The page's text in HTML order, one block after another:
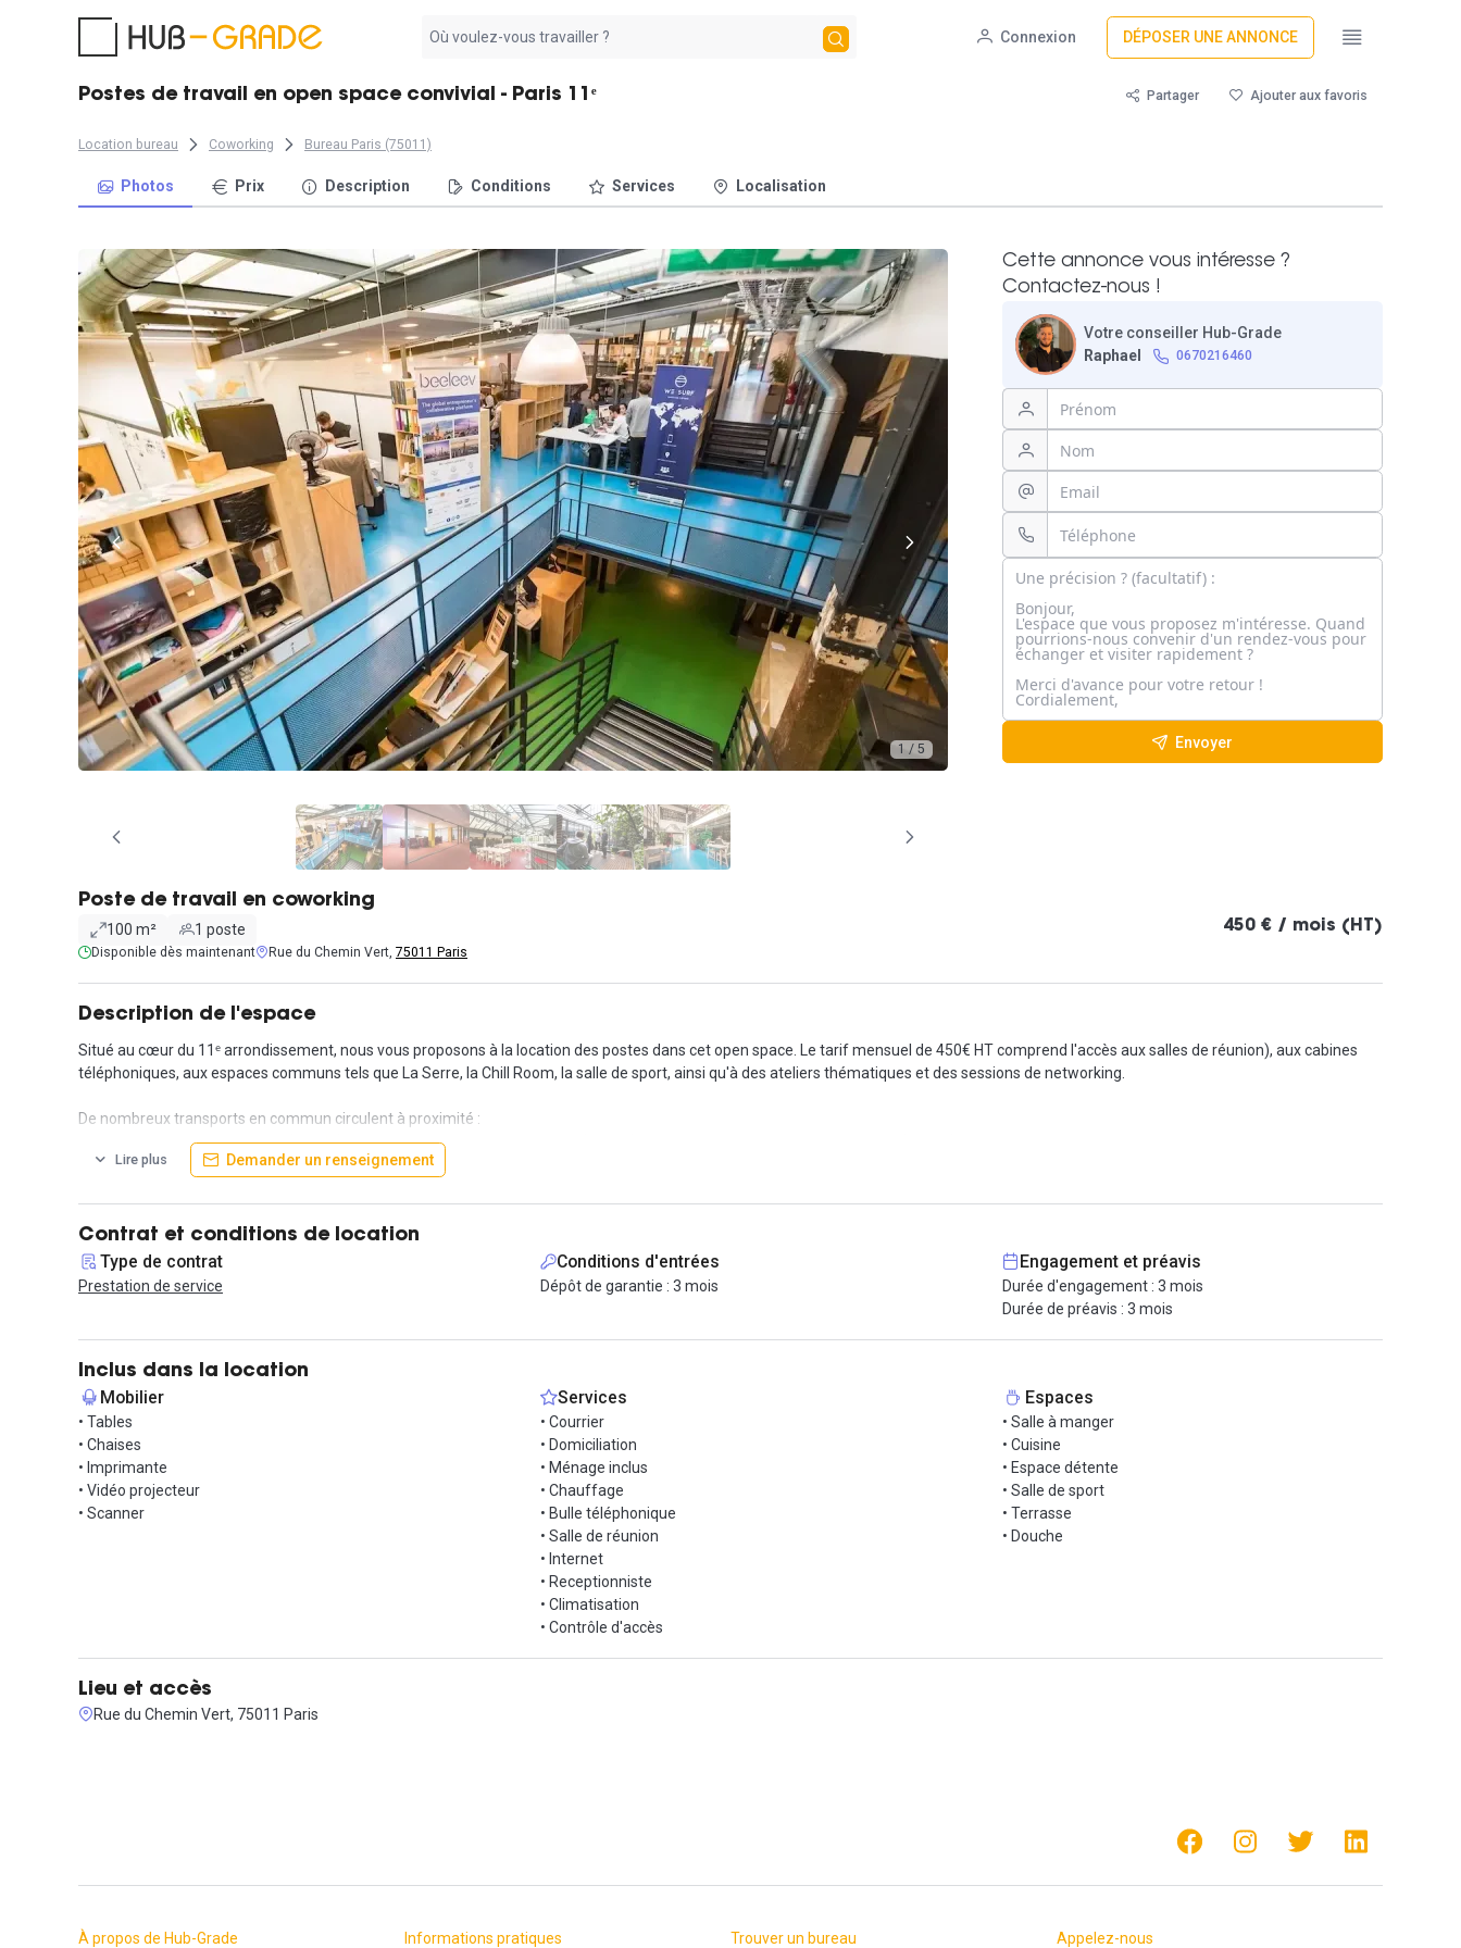
résultat
Connexion DÉPOSER UNE ANNONCE
Postes de travail en open space convivial - Paris 11ᵉ Partager Ajouter aux favoris
Location bureau Coworking Bureau Paris (75011)
Photos Prix Description Conditions Services Localisation
1 / 5
Cette annonce vous intéresse ?
Contactez-nous !
Votre conseiller Hub-Grade
Raphael
0670216460
Envoyer
Poste de travail en coworking
100 m² 1 poste
Disponible dès maintenant Rue du Chemin Vert, 75011 Paris
450 € / mois (HT)
Description de l'espace
Situé au cœur du 11ᵉ arrondissement, nous vous proposons à la location des postes dans cet open space. Le tarif mensuel de 450€ HT comprend l'accès aux salles de réunion), aux cabines
téléphoniques, aux espaces communs tels que La Serre, la Chill Room, la salle de sport, ainsi qu'à des ateliers thématiques et des sessions de networking.​
De nombreux transports en commun circulent à proximité :
- Métro : Stations Chemin Vert (ligne 8) à 7 minutes à pied, Bréguet-Sabin (ligne 5) à 3 minutes à pied, et Saint-Ambroise (ligne 9) à 5 minutes à pied.​
- Bus : Lignes 69 (arrêt Richard Lenoir à 3 minutes), 91 (arrêt Saint-Gilles - Chemin Vert à 5 minutes), N01 et N02 pour les services nocturnes.​
Le quartier Saint-Ambroise, où se situe le bureau, est réputé pour son ambiance conviviale et ses nombreux commerces de proximité, offrant un cadre de travail agréable et dynamique.
Vous souhaitez visiter ? Contactez-nous dès aujourd'hui !
Lire plus Demander un renseignement
Contrat et conditions de location
Type de contrat
Prestation de service
Conditions d'entrées
Dépôt de garantie : 3 mois
Engagement et préavis
Durée d'engagement : 3 mois
Durée de préavis : 3 mois
Inclus dans la location
Mobilier
• Tables
• Chaises
• Imprimante
• Vidéo projecteur
• Scanner
Services
• Courrier
• Domiciliation
• Ménage inclus
• Chauffage
• Bulle téléphonique
• Salle de réunion
• Internet
• Receptionniste
• Climatisation
• Contrôle d'accès
Espaces
• Salle à manger
• Cuisine
• Espace détente
• Salle de sport
• Terrasse
• Douche
Lieu et accès
Rue du Chemin Vert, 75011 Paris
À propos de Hub-Grade Informations pratiques Trouver un bureau Appelez-nous